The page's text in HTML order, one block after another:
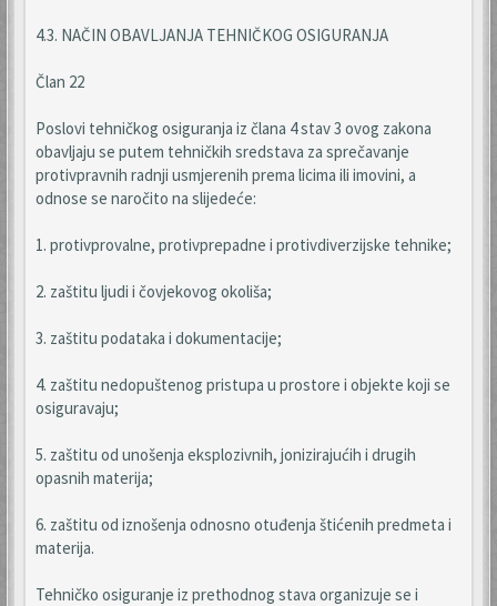
4.3. NAČIN OBAVLJANJA TEHNIČKOG OSIGURANJA
Član 22
Poslovi tehničkog osiguranja iz člana 4 stav 3 ovog zakona
obavljaju se putem tehničkih sredstava za sprečavanje
protivpravnih radnji usmjerenih prema licima ili imovini, a
odnose se naročito na slijedeće:
1. protivprovalne, protivprepadne i protivdiverzijske tehnike;
2. zaštitu ljudi i čovjekovog okoliša;
3. zaštitu podataka i dokumentacije;
4. zaštitu nedopuštenog pristupa u prostore i objekte koji se
osiguravaju;
5. zaštitu od unošenja eksplozivnih, jonizirajućih i drugih
opasnih materija;
6. zaštitu od iznošenja odnosno otuđenja štićenih predmeta i
materija.
Tehničko osiguranje iz prethodnog stava organizuje se i